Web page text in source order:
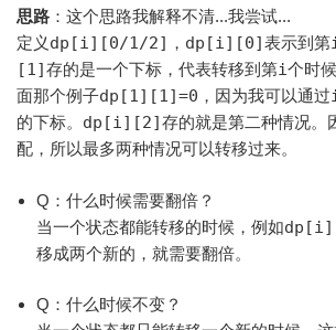
思路 ：这个思路我解释不清...我尝试...
定义 dp[i][0/1/2] ， dp[i][0]表示到第
[1]存的是一个下标，代表转移到第i个时候
面那个例子dp[1][1]=0 ，因为我可以通过
的下标。 dp[i][2]存的就是第二种情况。
配，所以最多两种情况可以转移过来。
Q：什么时候需要翻倍？
当一个状态都能转移的时候，例如
移成两个新的，就需要翻倍。
Q：什么时候不变？